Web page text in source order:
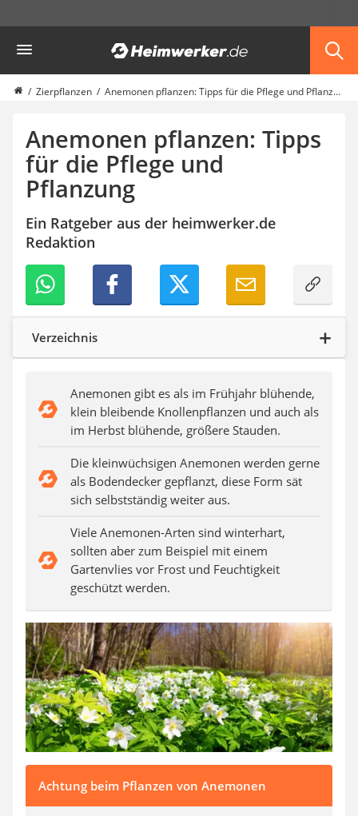
Garten
Akku-Laubsauger
Faltpavillon
Solar-Lichterkette außen
Teleskopleiter
Ameisengift
Pavillon
Sichtschutzstreifen
Akku-Laubbläser
Koifutter
Kassettenmarkise
Bosch-Heckenschere
Stihl-Laubbläser
Minidumper
Zierpflanzen Anemonen pflanzen: Tipps für die Pflege und Pflanzung
Anemonen pflanzen: Tipps
für die Pflege und
Pflanzung
Ein Ratgeber aus der heimwerker.de
Redaktion
Verzeichnis
Anemonen gibt es als im Frühjahr blühende,
klein bleibende Knollenpflanzen und auch als
im Herbst blühende, größere Stauden.
Die kleinwüchsigen Anemonen werden gerne
als Bodendecker gepflanzt, diese Form sät
sich selbstständig weiter aus.
Viele Anemonen-Arten sind winterhart,
sollten aber zum Beispiel mit einem
Gartenvlies vor Frost und Feuchtigkeit
geschützt werden.
Achtung beim Pflanzen von Anemonen